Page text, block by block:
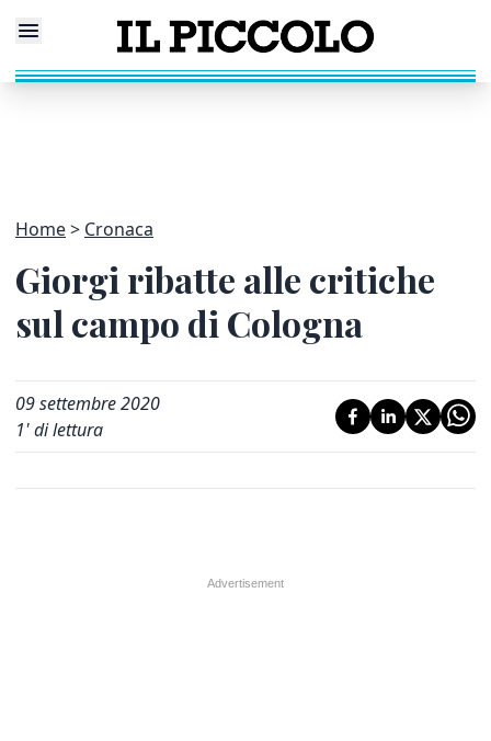
Home Cronaca
Giorgi ribatte alle critiche
sul campo di Cologna
09 settembre 2020
1' di lettura